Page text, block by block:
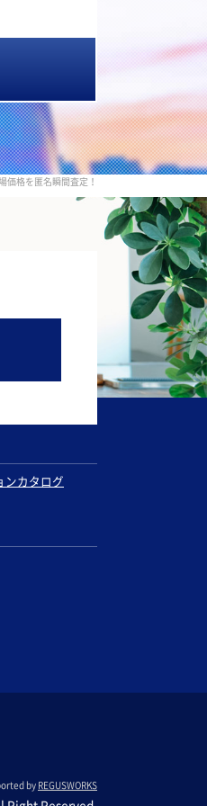
価格を匿名瞬間査定！
ンカタログ
byREGUSWORKS